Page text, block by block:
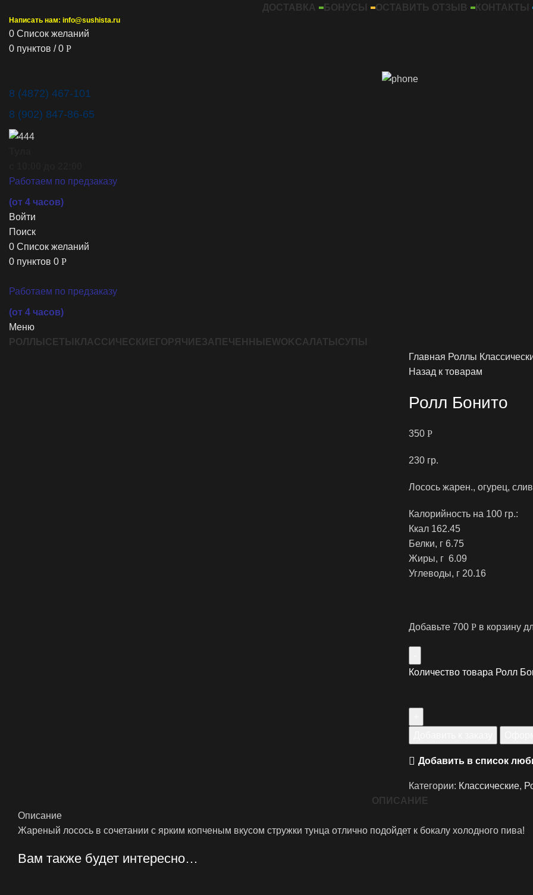
ДОСТАВКА БОНУСЫ ОСТАВИТЬ ОТЗЫВ КОНТАКТЫ
Написать нам: info@sushista.ru
0 Список желаний
0 пунктов / 0 Р
8 (4872) 467-101
8 (902) 847-86-65
Работаем по предзаказу
(от 4 часов)
Войти
Поиск
0 Список желаний
0 пунктов 0 Р
Работаем по предзаказу
(от 4 часов)
Меню
РОЛЛЫ СЕТЫ КЛАССИЧЕСКИЕ ГОРЯЧИЕ ЗАПЕЧЕННЫЕWOKСАЛАТЫ СУПЫ
Главная Роллы
Назад к товарам
Ролл Бонито
350 Р
230 гр.
Лосось жарен., огурец,
Калорийность на 100 гр.:
‍Ккал 162.45
‍Белки, г 6.75
Жиры, г 6.09
Углеводы, г 20.16
Добавьте 700 Р в корзину
Количество товара Ролл
Добавить в список
Категории: Классические,
ОПИСАНИЕ
Описание
Жареный лосось в сочетании с ярким копченым вкусом стружки тунца отлично подойдет к бокалу холодного пива!
Вам также будет интересно…